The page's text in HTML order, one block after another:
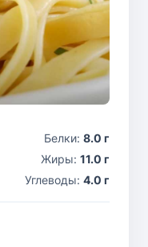
Белки: 8.0 г
Жиры: 11.0 г
Углеводы: 4.0 г